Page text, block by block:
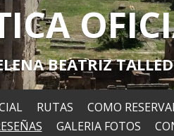
BEATRIZ
RUTAS COMO
GALERIA FOTOS